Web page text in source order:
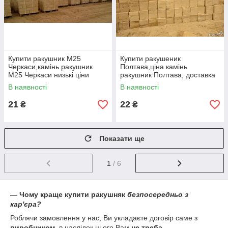
1600 штук.
Одеса
вага 17 кг; доставка на машині до
1500 штук.
⦁ Ракушняк Одеса М-35 Елітний
вага 17 кг; доставка
машина до 1500 штук.
2000 штук.
Доставка ракушнякаможлива в такі міста:
Купити ракушник М25
Черкаси,камінь ракушник
М25 Черкаси низькі ціни
В наявності
21 ₴
Купити ракушеник
Полтава,ціна камінь
ракушник Полтава, доставка
ракушника Полтава
В наявності
22 ₴
Показати ще
1 / 6
— Чому краще купити ракушняк безпосередньо з
кар'єра?
Роблячи замовлення у нас, Ви укладаєте договір саме з